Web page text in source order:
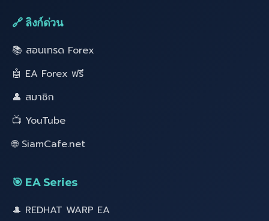
🔗 ลิงก์ด่วน
📚 สอนเทรด Forex
🤖 EA Forex ฟรี
👤 สมาชิก
📺 YouTube
🌐 SiamCafe.net
🎯 EA Series
🎩 REDHAT WARP EA